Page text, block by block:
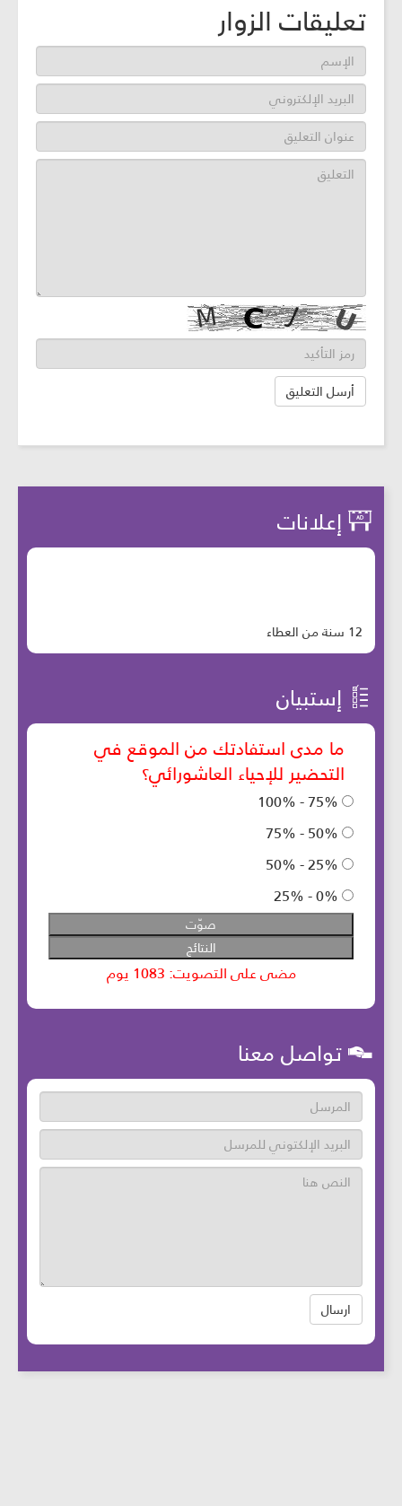
تعليقات الزوار
إعلانات
12 سنة من العطاء
إستبيان
تواصل معنا
ارسال